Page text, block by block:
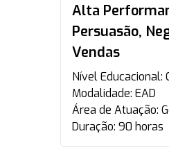
Alta
Persuasão,
Vendas
Nível Educacional:
Modalidade: EAD
Área de Atuação:
Duração: 90 horas